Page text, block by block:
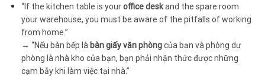
“If the kitchen table is youroffice deskand the spare room
your warehouse, you must be aware of the pitfalls of working
from home.”
→ “Nếu bàn bếp là bàn giấy văn phòngcủa bạn và phòng dự
phòng là nhà kho của bạn, bạn phải nhận thức được những
cạm bẫy khi làm việc tại nhà.”